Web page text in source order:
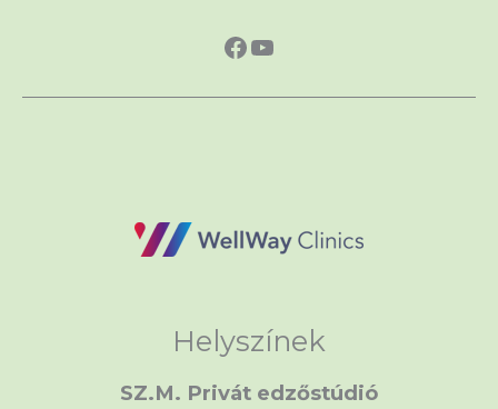
https://
https://
Helyszínek
SZ.M. Privát edzőstúdió